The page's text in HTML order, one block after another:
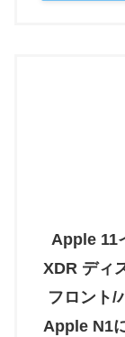
Apple 11
XDR ディ
フロント/
Apple N1